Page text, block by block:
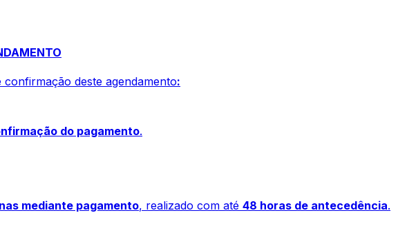
deste agendamento:
do pagamento.
mediante pagamento, realizado com até 48 horas de antecedência.